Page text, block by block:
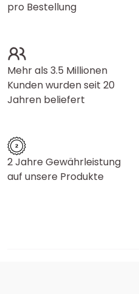
pro Bestellung
Mehr als 3.5 Millionen
Kunden wurden seit 20
Jahren beliefert
2 Jahre Gewährleistung
auf unsere Produkte